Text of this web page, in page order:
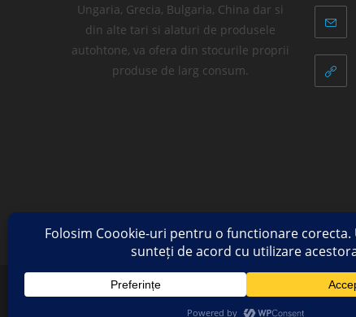
Ungaria, Grecia, Bulgaria, China dar si
din alte tari si alaturi de produsele
autohtone, va ofera din stocurile proprii
produse de larg consum.